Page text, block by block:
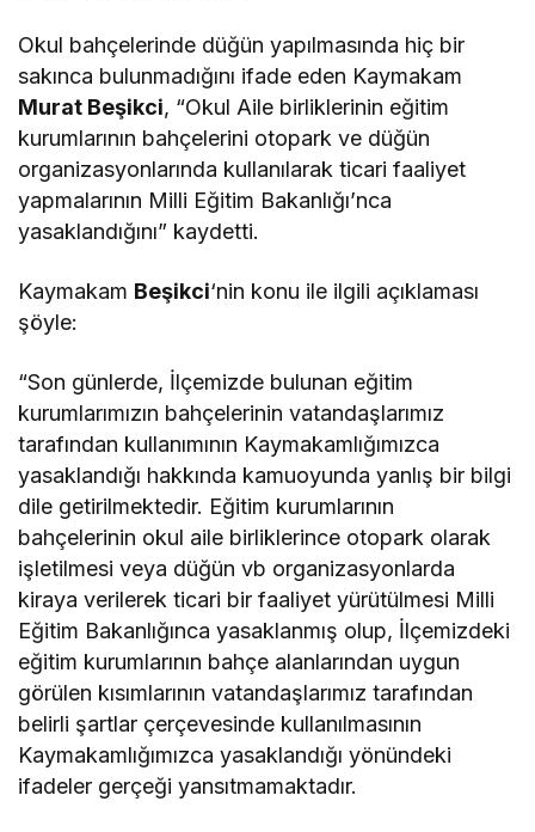
Okul bahçelerinde düğün yapılmasında hiç bir
sakınca bulunmadığını ifade eden Kaymakam
Murat Beşikci, “Okul Aile birliklerinin eğitim
kurumlarının bahçelerini otopark ve düğün
organizasyonlarında kullanılarak ticari faaliyet
yapmalarının Milli Eğitim Bakanlığı’nca
yasaklandığını” kaydetti.
Kaymakam Beşikci‘nin konu ile ilgili açıklaması
şöyle:
“Son günlerde, İlçemizde bulunan eğitim
kurumlarımızın bahçelerinin vatandaşlarımız
tarafından kullanımının Kaymakamlığımızca
yasaklandığı hakkında kamuoyunda yanlış bir bilgi
dile getirilmektedir. Eğitim kurumlarının
bahçelerinin okul aile birliklerince otopark olarak
işletilmesi veya düğün vb organizasyonlarda
kiraya verilerek ticari bir faaliyet yürütülmesi Milli
Eğitim Bakanlığınca yasaklanmış olup, İlçemizdeki
eğitim kurumlarının bahçe alanlarından uygun
görülen kısımlarının vatandaşlarımız tarafından
belirli şartlar çerçevesinde kullanılmasının
Kaymakamlığımızca yasaklandığı yönündeki
ifadeler gerçeği yansıtmamaktadır.